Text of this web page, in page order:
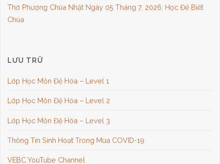
Thờ Phượng Chúa Nhật Ngày 05 Tháng 7, 2026: Học Để Biết
Chúa
LƯU TRỮ
Lớp Học Môn Đệ Hóa – Level 1
Lớp Học Môn Đệ Hóa – Level 2
Lớp Học Môn Đệ Hóa – Level 3
Thông Tin Sinh Hoạt Trong Mùa COVID-19
VEBC YouTube Channel